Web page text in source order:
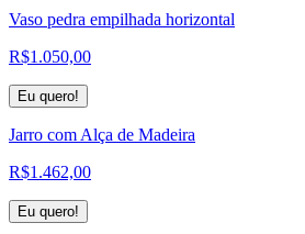
Vaso pedra empilhada horizontal
R$1.050,00
Eu quero!
Jarro com Alça de Madeira
R$1.462,00
Eu quero!